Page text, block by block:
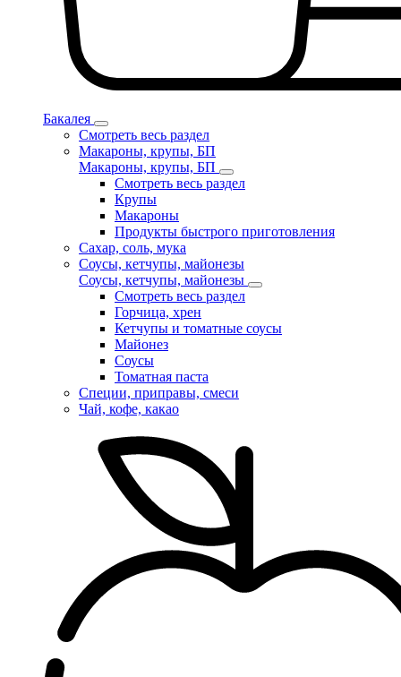
Бакалея
Смотреть весь раздел
Макароны, крупы, БП
Макароны, крупы, БП
Смотреть весь раздел
Крупы
Макароны
Продукты быстрого приготовления
Сахар, соль, мука
Соусы, кетчупы, майонезы
Соусы, кетчупы, майонезы
Смотреть весь раздел
Горчица, хрен
Кетчупы и томатные соусы
Майонез
Соусы
Томатная паста
Специи, приправы, смеси
Чай, кофе, какао